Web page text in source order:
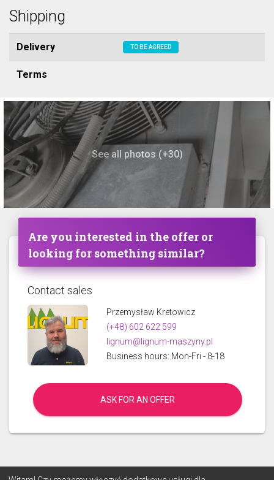
Shipping
Delivery TO BE AGREED
Terms
See all photos (+30)
Are you interested in the offer or
looking for something similar?
Contact sales
Przemysław Kretowicz
(+48) 602 622 599
lignum@lignum-maszyny.pl
Business hours: Mon-Fri - 8-18
ASK FOR AN OFFER